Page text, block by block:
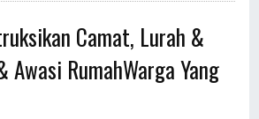
Camat, Lurah &
Awasi RumahWarga Yang